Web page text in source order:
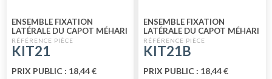
ENSEMBLE FIXATION
LATÉRALE DU CAPOT MÉHARI
GRIS
KIT21
PRIX PUBLIC : 18,44 €
ENSEMBLE FIXATION
LATÉRALE DU CAPOT MÉHARI
BLANC
KIT21B
PRIX PUBLIC : 18,44 €